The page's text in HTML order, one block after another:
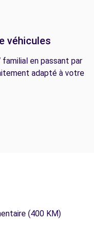
véhicules
en passant par
adapté à votre
(400 KM)